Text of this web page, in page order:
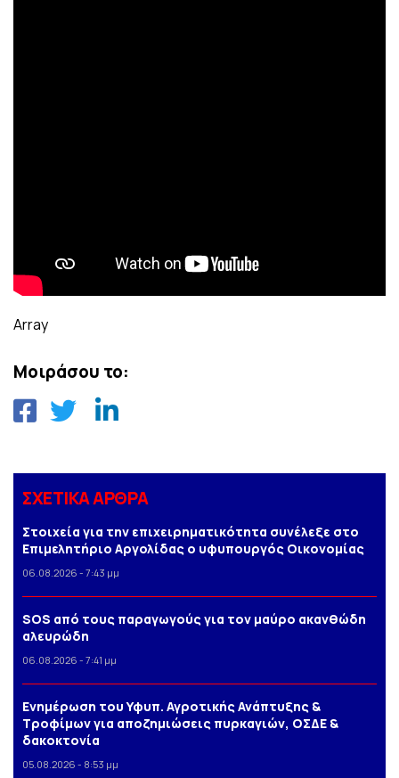
Array
Μοιράσου το:
ΣΧΕΤΙΚΑ ΑΡΘΡΑ
Στοιχεία για την επιχειρηματικότητα συνέλεξε στο
Επιμελητήριο Αργολίδας ο υφυπουργός Οικονομίας
06.08.2026 - 7:43 μμ
SOS από τους παραγωγούς για τον μαύρο ακανθώδη
αλευρώδη
06.08.2026 - 7:41 μμ
Eνημέρωση του Υφυπ. Αγροτικής Ανάπτυξης &
Τροφίμων για αποζημιώσεις πυρκαγιών, ΟΣΔΕ &
δακοκτονία
05.08.2026 - 8:53 μμ